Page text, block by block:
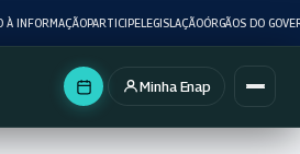
À INFORMAÇÃOPARTICIPELEGISLAÇÃOÓRGÃOS DO
no portal
Minha Enap